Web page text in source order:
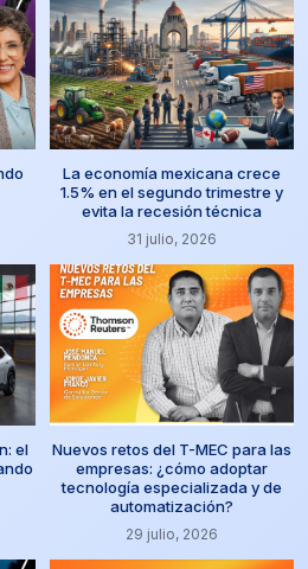
La economía mexicana crece
1.5% en el segundo trimestre y
evita la recesión técnica
31 julio, 2026
el
Nuevos retos del T-MEC para las
empresas: ¿cómo adoptar
tecnología especializada y de
automatización?
29 julio, 2026